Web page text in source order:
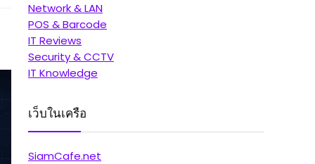
Network & LAN
POS & Barcode
IT Reviews
Security & CCTV
IT Knowledge
เว็บในเครือ
SiamCafe.net